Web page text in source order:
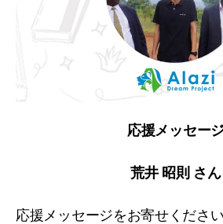
応援メッセー
荒井 昭則 さん
応援メッセージをお寄せくださ